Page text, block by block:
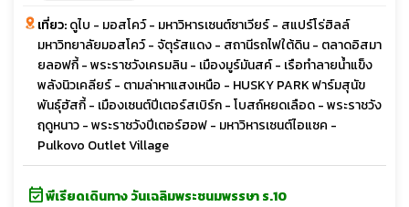
เที่ยว:ดูไบ - มอสโคว์ - มหาวิหารเซนต์ซาเวียร์ - สแปร์โร่ฮิลล์
มหาวิทยาลัยมอสโคว์ - จัตุรัสแดง - สถานีรถไฟใต้ดิน - ตลาดอิสมา
ยลอฟกี้ - พระราชวังเครมลิน - เมืองมูร์มันสค์ - เรือทำลายนํ้าแข็ง
พลังนิวเคลียร์ - ตามล่าหาแสงเหนือ - HUSKY PARK ฟาร์มสุนัข
พันธุ์ฮัสกี้ - เมืองเซนต์ปีเตอร์สเบิร์ก - โบสถ์หยดเลือด - พระราชวัง
ฤดูหนาว - พระราชวังปีเตอร์ฮอฟ - มหาวิหารเซนต์ไอแซค -
Pulkovo Outlet Village
event_availableพีเรียดเดินทาง วันเฉลิมพระชนมพรรษา ร.10